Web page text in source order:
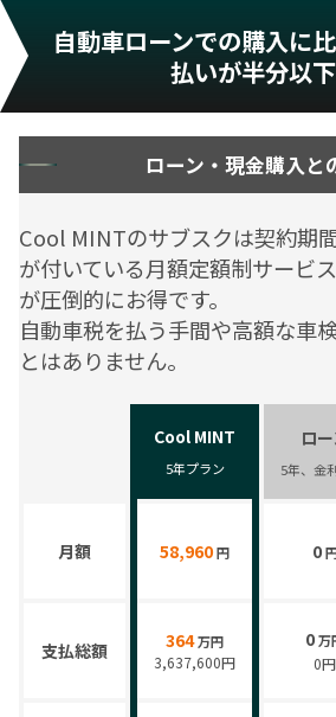
自動車ローンでの購入に
払いが半分以
ローン・現金購入と
Cool MINTのサブスクは契約期
が付いている月額定額制サービ
が圧倒的にお得です。
自動車税を払う手間や高額な車
とはありません。
月額
支払総額
Cool MINT
5年プラン
58,960円
364万円
3,637,600円
ロ
5年、金
0
0 万
0円